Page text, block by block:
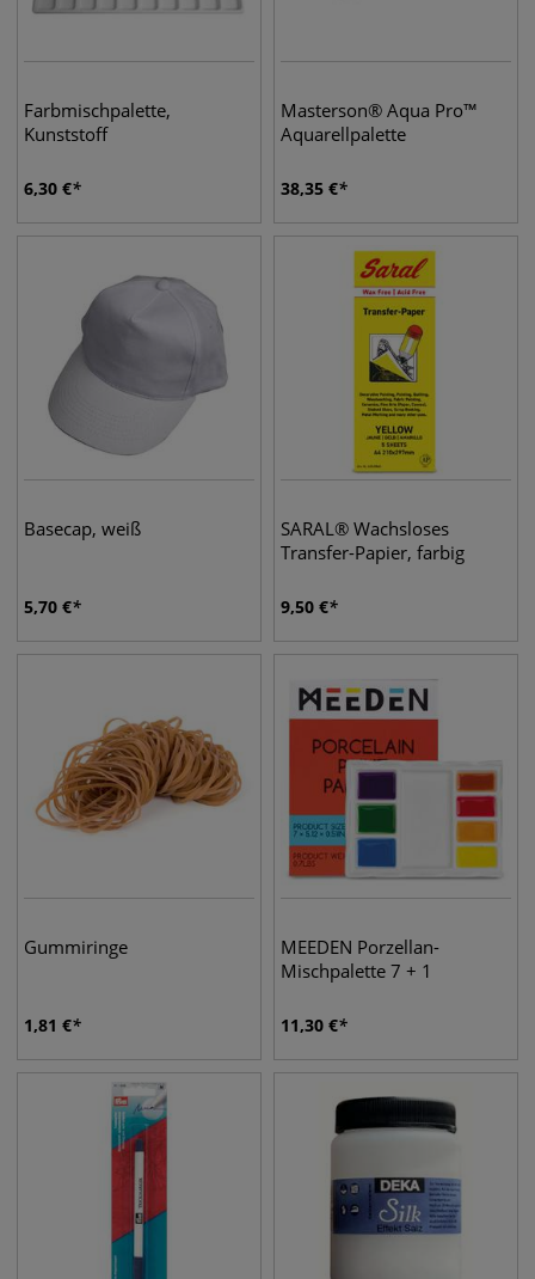
Farbmischpalette,
Kunststoff
6,30 €
Masterson® Aqua Pro™
Aquarellpalette
38,35 €
Basecap, weiß
5,70 €
SARAL® Wachsloses
Transfer-Papier, farbig
9,50 €
Gummiringe
1,81 €
MEEDEN Porzellan-
Mischpalette 7 + 1
11,30 €